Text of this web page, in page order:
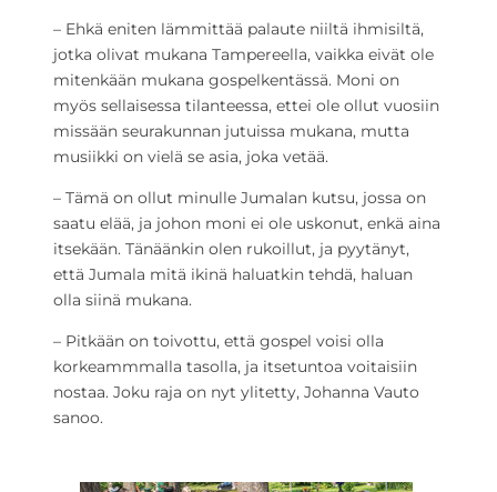
– Ehkä eniten lämmittää palaute niiltä ihmisiltä,
jotka olivat mukana Tampereella, vaikka eivät ole
mitenkään mukana gospelkentässä. Moni on
myös sellaisessa tilanteessa, ettei ole ollut vuosiin
missään seurakunnan jutuissa mukana, mutta
musiikki on vielä se asia, joka vetää.
– Tämä on ollut minulle Jumalan kutsu, jossa on
saatu elää, ja johon moni ei ole uskonut, enkä aina
itsekään. Tänäänkin olen rukoillut, ja pyytänyt,
että Jumala mitä ikinä haluatkin tehdä, haluan
olla siinä mukana.
– Pitkään on toivottu, että gospel voisi olla
korkeammmalla tasolla, ja itsetuntoa voitaisiin
nostaa. Joku raja on nyt ylitetty, Johanna Vauto
sanoo.